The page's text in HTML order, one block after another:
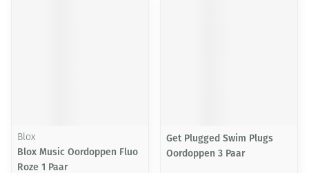
Blox
Blox Music Oordoppen Fluo
Roze 1 Paar
Get Plugged Swim Plugs
Oordoppen 3 Paar